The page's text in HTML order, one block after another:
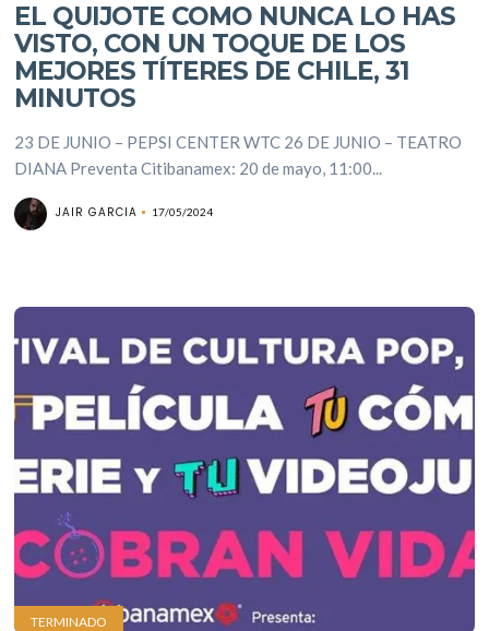
EL QUIJOTE COMO NUNCA LO HAS
VISTO, CON UN TOQUE DE LOS
MEJORES TÍTERES DE CHILE, 31
MINUTOS
23 DE JUNIO – PEPSI CENTER WTC 26 DE JUNIO – TEATRO
DIANA Preventa Citibanamex: 20 de mayo, 11:00...
JAIR GARCIA 17/05/2024
TERMINADO